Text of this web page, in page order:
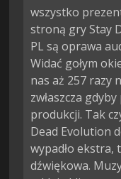
wszystko
stroną gry Stay
PL są oprawa
Widać gołym
nas aż 257 razy
zwłaszcza
produkcji. Tak
Dead Evolution
wypadło ekstra,
dźwiękowa.